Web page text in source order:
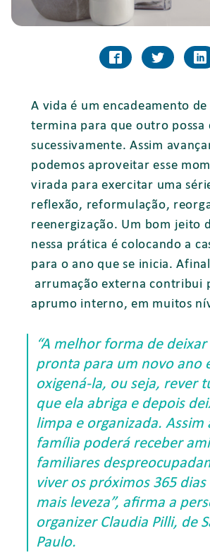
A vida é um encadeamento de
termina para que outro possa
sucessivamente. Assim
podemos aproveitar esse
virada para exercitar uma
reflexão, reformulação,
reenergização. Um bom jeito
nessa prática é colocando a
para o ano que se inicia.
arrumação externa contribui
aprumo interno, em muitos
“A melhor forma de deixar
pronta para um novo ano
oxigená-la, ou seja, rever
que ela abriga e depois
limpa e organizada. Assim
família poderá receber
familiares
viver os próximos 365 dias
mais leveza”, afirma a
organizer Claudia Pilli, de
Paulo.